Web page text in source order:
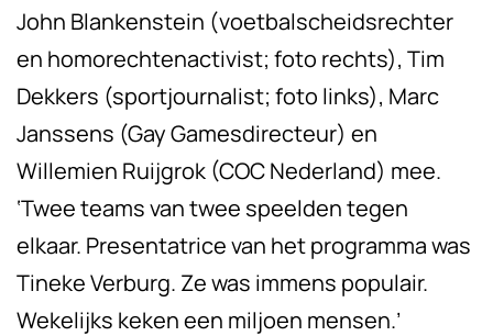
John Blankenstein (voetbalscheidsrechter
en homorechtenactivist; foto rechts), Tim
Dekkers (sportjournalist; foto links), Marc
Janssens (Gay Gamesdirecteur) en
Willemien Ruijgrok (COC Nederland) mee.
‘Twee teams van twee speelden tegen
elkaar. Presentatrice van het programma was
Tineke Verburg. Ze was immens populair.
Wekelijks keken een miljoen mensen.’